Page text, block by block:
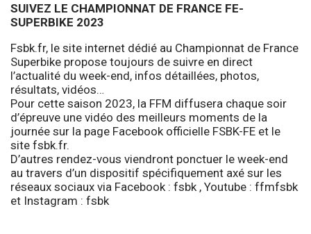
SUIVEZ LE CHAMPIONNAT DE FRANCE FE-
SUPERBIKE 2023
Fsbk.fr, le site internet dédié au Championnat de France
Superbike propose toujours de suivre en direct
l’actualité du week-end, infos détaillées, photos,
résultats, vidéos…
Pour cette saison 2023, la FFM diffusera chaque soir
d’épreuve une vidéo des meilleurs moments de la
journée sur la page Facebook officielle FSBK-FE et le
site fsbk.fr.
D’autres rendez-vous viendront ponctuer le week-end
au travers d’un dispositif spécifiquement axé sur les
réseaux sociaux via Facebook : fsbk , Youtube : ffmfsbk
et Instagram : fsbk